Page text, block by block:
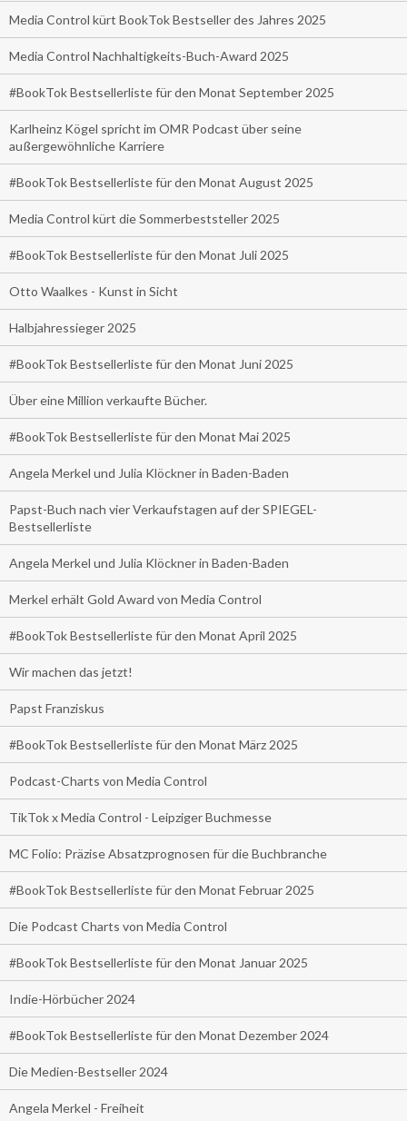
Media Control kürt BookTok Bestseller des Jahres 2025
Media Control Nachhaltigkeits-Buch-Award 2025
#BookTok Bestsellerliste für den Monat September 2025
Karlheinz Kögel spricht im OMR Podcast über seine
außergewöhnliche Karriere
#BookTok Bestsellerliste für den Monat August 2025
Media Control kürt die Sommerbeststeller 2025
#BookTok Bestsellerliste für den Monat Juli 2025
Otto Waalkes - Kunst in Sicht
Halbjahressieger 2025
#BookTok Bestsellerliste für den Monat Juni 2025
Über eine Million verkaufte Bücher.
#BookTok Bestsellerliste für den Monat Mai 2025
Angela Merkel und Julia Klöckner in Baden-Baden
Papst-Buch nach vier Verkaufstagen auf der SPIEGEL-
Bestsellerliste
Angela Merkel und Julia Klöckner in Baden-Baden
Merkel erhält Gold Award von Media Control
#BookTok Bestsellerliste für den Monat April 2025
Wir machen das jetzt!
Papst Franziskus
#BookTok Bestsellerliste für den Monat März 2025
Podcast-Charts von Media Control
TikTok x Media Control - Leipziger Buchmesse
MC Folio: Präzise Absatzprognosen für die Buchbranche
#BookTok Bestsellerliste für den Monat Februar 2025
Die Podcast Charts von Media Control
#BookTok Bestsellerliste für den Monat Januar 2025
Indie-Hörbücher 2024
#BookTok Bestsellerliste für den Monat Dezember 2024
Die Medien-Bestseller 2024
Angela Merkel - Freiheit